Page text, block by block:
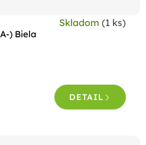
) Biela
Skladom (1 ks)
DETAIL